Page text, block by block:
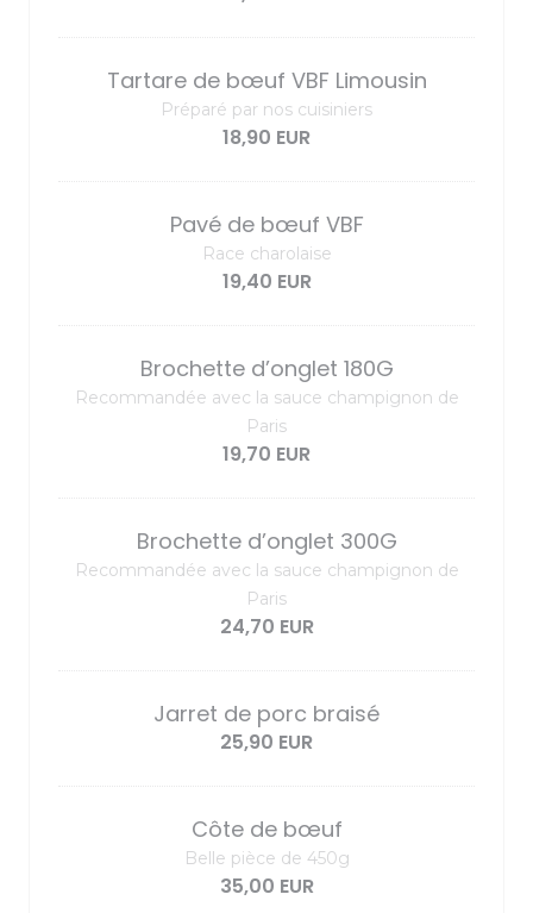
Tartare de bœuf VBF Limousin
Préparé par nos cuisiniers
18,90 EUR
Pavé de bœuf VBF
Race charolaise
19,40 EUR
Brochette d’onglet 180G
Recommandée avec la sauce champignon de
Paris
19,70 EUR
Brochette d’onglet 300G
Recommandée avec la sauce champignon de
Paris
24,70 EUR
Jarret de porc braisé
25,90 EUR
Côte de bœuf
Belle pièce de 450g
35,00 EUR